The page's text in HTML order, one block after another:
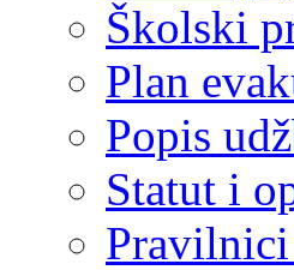
Školski
Plan
Popis
Statut i